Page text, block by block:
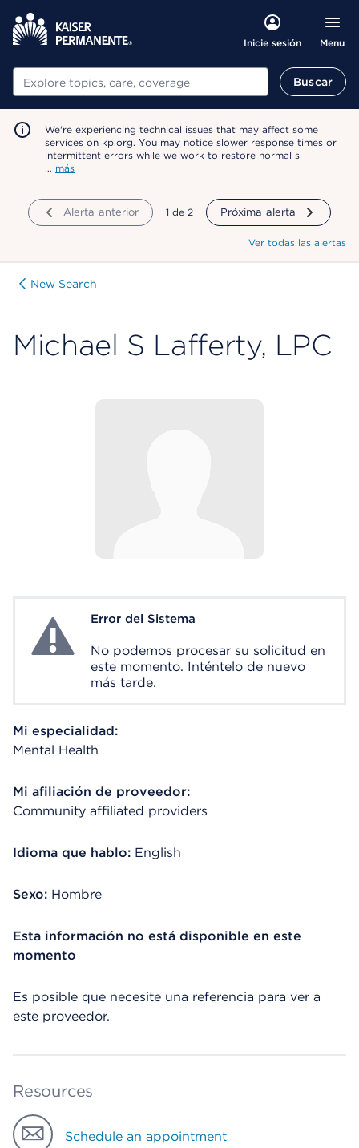
Inicie sesión Menu
Buscar Buscar
We're experiencing technical issues that may affect some
services on kp.org. You may notice slower response times or
intermittent errors while we work to restore normal s
… más
Alerta anterior mostrando
1 de 2 Próxima alerta
Ver todas las alertas
New Search
Michael S Lafferty, LPC
System ErrorError del Sistema
No podemos procesar su solicitud en
este momento. Inténtelo de nuevo
más tarde.
Mi especialidad:
Mental Health
Mi afiliación de proveedor:
Community affiliated providers
Idioma que hablo: English
Sexo: Hombre
Esta información no está disponible en este
momento
Es posible que necesite una referencia para ver a
este proveedor.
Resources
Schedule an appointment